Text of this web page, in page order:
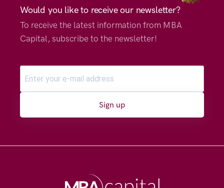
Would you like to receive our newsletter?
To receive the latest information from MBA
Capital, subscribe to the newsletter!
Sign up